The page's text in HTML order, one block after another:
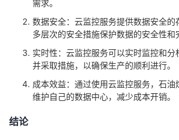
需求。
数据安全：云监控服务提供数据安全的
多层次的安全措施保护数据的安全性和
实时性：云监控服务可以实时监控和
并采取措施，以确保生产的顺利进行。
成本效益：通过使用云监控服务，石油
维护自己的数据中心，减少成本开销。
结论